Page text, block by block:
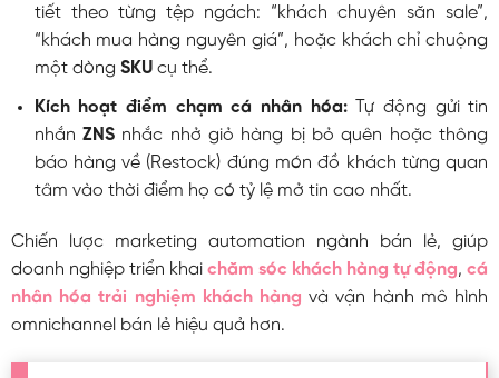
tiết theo từng tệp ngách: “khách chuyên săn sale”,
“khách mua hàng nguyên giá”, hoặc khách chỉ chuộng
một dòng SKUcụ thể.
Kích hoạt điểm chạm cá nhân hóa:Tự động gửi tin
nhắn ZNSnhắc nhở giỏ hàng bị bỏ quên hoặc thông
báo hàng về (Restock) đúng món đồ khách từng quan
tâm vào thời điểm họ có tỷ lệ mở tin cao nhất.
Chiến lược marketing automation ngành bán lẻ, giúp
doanh nghiệp triển khai chăm sóc khách hàng tự động,cá
nhân hóa trải nghiệm khách hàng và vận hành mô hình
omnichannel bán lẻ hiệu quả hơn.